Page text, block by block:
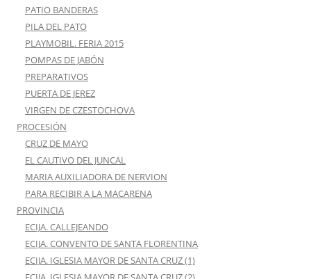
PATIO BANDERAS
PILA DEL PATO
PLAYMOBIL. FERIA 2015
POMPAS DE JABÓN
PREPARATIVOS
PUERTA DE JEREZ
VIRGEN DE CZESTOCHOVA
PROCESIÓN
CRUZ DE MAYO
EL CAUTIVO DEL JUNCAL
MARIA AUXILIADORA DE NERVION
PARA RECIBIR A LA MACARENA
PROVINCIA
ECIJA. CALLEJEANDO
ECIJA. CONVENTO DE SANTA FLORENTINA
ECIJA. IGLESIA MAYOR DE SANTA CRUZ (1)